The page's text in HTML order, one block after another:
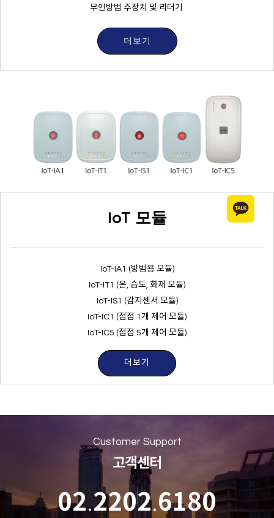
무인방범 주장치 및 리더기
더보기
IoT 모듈
IoT-IA1 (방범용 모듈)
IoT-IT1 (온, 습도, 화재 모듈)
IoT-IS1 (감지센서 모듈)
IoT-IC1 (접점 1개 제어 모듈)
IoT-IC5 (접점 5개 제어 모듈)
더보기
Customer Support
고객센터
02.2202.6180